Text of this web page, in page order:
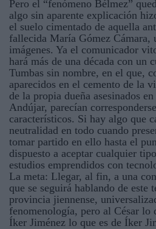
Pero el “fenómeno Bélmez”
algo sin aparente explicación
el suelo cimentado de aquella
fallecida María Gómez Cámara,
imágenes. Ya el comunicador
hará más de una década con un
Tumbas sin nombre, en el que,
aparecidos en el cemento de la
de la propia dueña asesinados
Andújar, parecían
característicos. Si hay algo que
neutralidad en todo cuando
tomar partido en ello hasta el
dispuesto a aceptar cualquier
estudios emprendidos con
La meta: Llegar, al fin, a una
que se seguirá hablando de este
provincia jiennense,
fenomenología, pero al César lo
Íker Jiménez lo que es de Íker